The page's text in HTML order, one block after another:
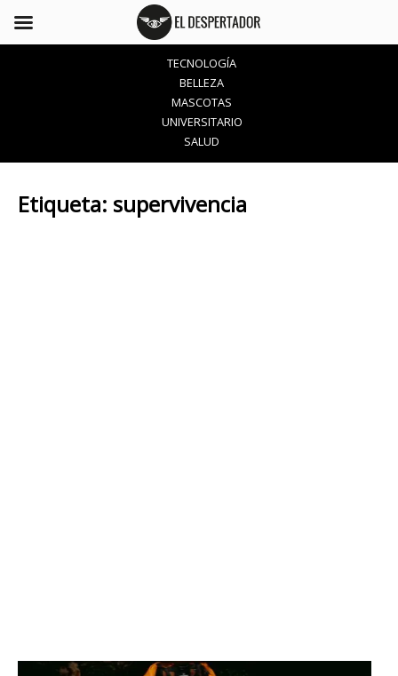
TECNOLOGÍA
BELLEZA
MASCOTAS
UNIVERSITARIO
SALUD
Etiqueta: supervivencia